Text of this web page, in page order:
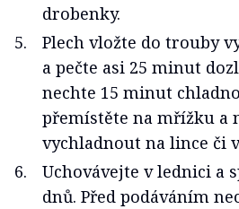
drobenky.
Plech vložte do trouby
a pečte asi 25 minut
nechte 15 minut
přemístěte na mřížku a
vychladnout na lince či
Uchovávejte v lednici a
dnů. Před podáváním